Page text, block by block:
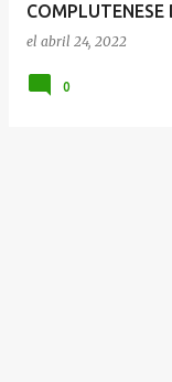
COMPLUTENESE
el abril 24, 2022
0